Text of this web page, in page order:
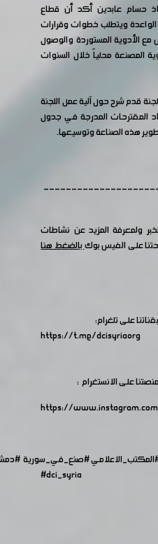
حسام عابدين أكد أن قطاع
ويتطلب خطوات وقرارات
الأدوية المستوردة والوصول
المصنعة محلياً خلال السنوات
قدم شرح حول آلية عمل اللجنة
المقترحات المدرجة في جدول
هذه الصناعة وتوسيعها.
ولمعرفة المزيد عن نشاطات
على الفيس بوكبالضغط هنا
على تلغرام:
https://t.me/dcisyriaorg
على الانستغرام :
https://
#صنع_في_سورية
#dci_syria